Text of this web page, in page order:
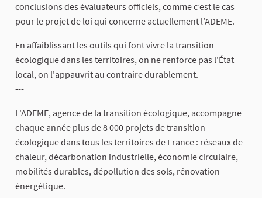
conclusions des évaluateurs officiels, comme c’est le cas
pour le projet de loi qui concerne actuellement l’ADEME.
En affaiblissant les outils qui font vivre la transition
écologique dans les territoires, on ne renforce pas l'État
local, on l'appauvrit au contraire durablement.
---
L'ADEME, agence de la transition écologique, accompagne
chaque année plus de 8 000 projets de transition
écologique dans tous les territoires de France : réseaux de
chaleur, décarbonation industrielle, économie circulaire,
mobilités durables, dépollution des sols, rénovation
énergétique.